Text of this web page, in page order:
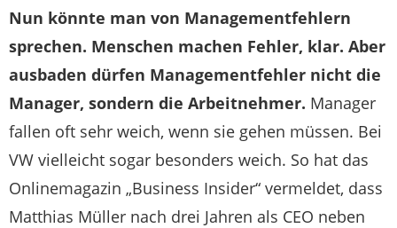
Nun könnte man von Managementfehlern
sprechen. Menschen machen Fehler, klar. Aber
ausbaden dürfen Managementfehler nicht die
Manager, sondern die Arbeitnehmer. Manager
fallen oft sehr weich, wenn sie gehen müssen. Bei
VW vielleicht sogar besonders weich. So hat das
Onlinemagazin „Business Insider“ vermeldet, dass
Matthias Müller nach drei Jahren als CEO neben